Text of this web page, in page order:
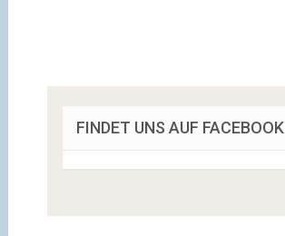
FINDET UNS AUF FACEBOOK